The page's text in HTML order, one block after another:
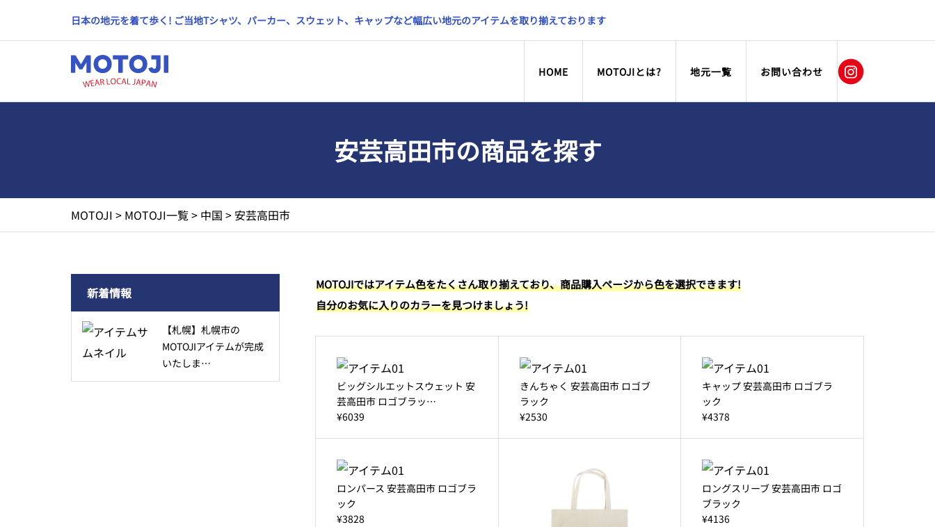
日本の地元を着て歩く! ご当地Tシャツ、パーカー、スウェット、キャップなど幅広い地元のアイテムを取り揃えております
HOME MOTOJIとは? 地元一覧 お問い合わせ
安芸高田市の商品を探す
MOTOJI > MOTOJI一覧> 中国 > 安芸高田市
新着情報
【札幌】札幌市の
MOTOJIアイテムが完成
いたしま…
MOTOJIではアイテム色をたくさん取り揃えており、商品購入ページから色を選択できます!
自分のお気に入りのカラーを見つけましょう!
ビッグシルエットスウェット 安
芸高田市 ロゴブラッ…
¥6039
きんちゃく 安芸高田市 ロゴブ
ラック
¥2530
キャップ 安芸高田市 ロゴブラ
ック
¥4378
ロンパース 安芸高田市 ロゴブラ
ック
¥3828
ロングスリーブ 安芸高田市 ロゴ
ブラック
¥4136